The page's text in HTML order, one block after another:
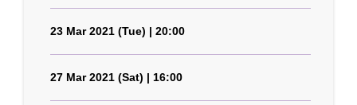
23 Mar 2021 (Tue) | 20:00
27 Mar 2021 (Sat) | 16:00